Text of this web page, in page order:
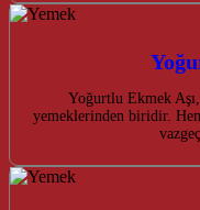
Yoğurtlu Ekmek
yemeklerinden biridir.